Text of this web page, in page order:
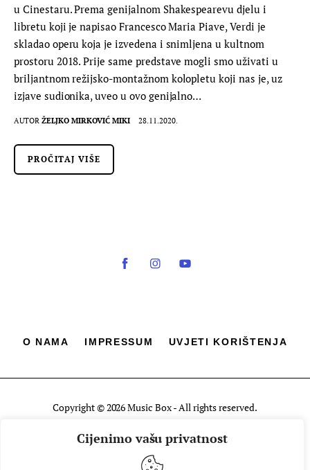
Cijenimo vašu privatnost
u Cinestaru. Prema genijalnom Shakespearevu djelu i
libretu koji je napisao Francesco Maria Piave, Verdi je
skladao operu koja je izvedena i snimljena u kultnom
prostoru 2018. Prije same predstave mogli smo uživati u
briljantnom režijsko-montažnom kolopletu koji nas je, uz
izjave sudionika, uveo u ovo genijalno…
AUTOR ŽELJKO MIRKOVIĆ MIKI 28.11.2020.
PROČITAJ VIŠE
O NAMA IMPRESSUM UVJETI KORIŠTENJA
Copyright © 2026 Music Box - All rights reserved.